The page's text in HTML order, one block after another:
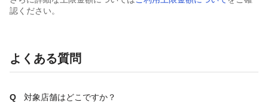
認ください。
よくある質問
対象店舗はどこですか？